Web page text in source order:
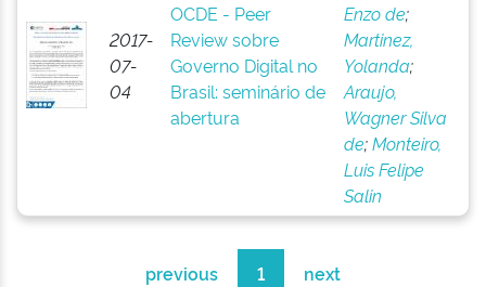
2017-
07-
04
OCDE - Peer
Review sobre
Governo Digital no
Brasil: seminário de
abertura
Enzo de;
Martinez,
Yolanda;
Araujo,
Wagner Silva
de;Monteiro,
Luis Felipe
Salin
previous 1 next